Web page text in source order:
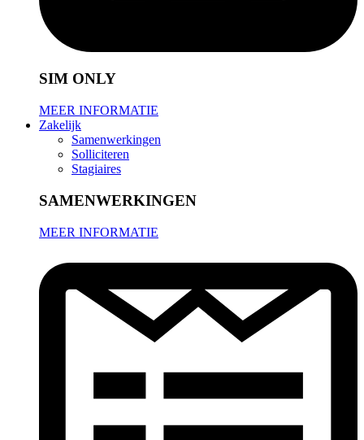
SIM ONLY
MEER INFORMATIE
Zakelijk
Samenwerkingen
Solliciteren
Stagiaires
SAMENWERKINGEN
MEER INFORMATIE